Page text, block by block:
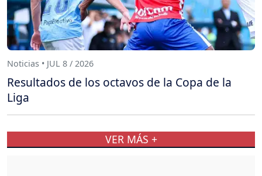
Noticias • JUL 8 / 2026
Resultados de los octavos de la Copa de la
Liga
VER MÁS +